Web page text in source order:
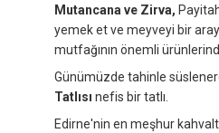
Mutancana ve Zirva,
yemek et ve meyveyi bir
mutfağının önemli
Günümüzde tahinle
Tatlısı nefis bir tatlı.
Edirne'nin en meşhur